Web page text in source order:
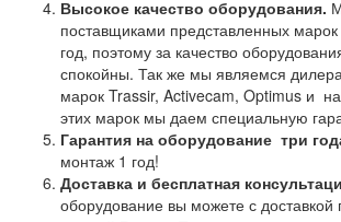
Высокое качество оборудования.
поставщиками представленных
год, поэтому за качество
спокойны. Так же мы являемся
марок Trassir, Activecam, Optimus и
этих марок мы даем специальную
Гарантия на оборудование три
монтаж 1 год!
Доставка и бесплатная
оборудование вы можете с доставкой